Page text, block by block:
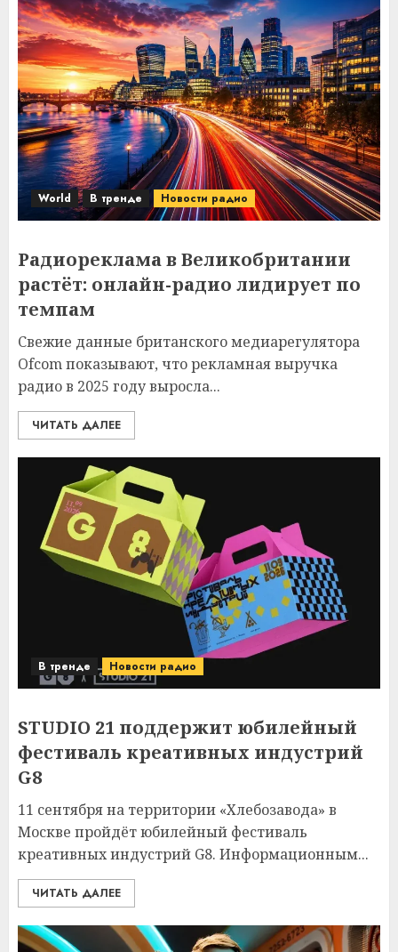
World В тренде Новости радио
Радиореклама в Великобритании
растёт: онлайн-радио лидирует по
темпам
Свежие данные британского медиарегулятора
Ofcom показывают, что рекламная выручка
радио в 2025 году выросла...
ЧИТАТЬ ДАЛЕЕ
В тренде Новости радио
STUDIO 21 поддержит юбилейный
фестиваль креативных индустрий
G8
11 сентября на территории «Хлебозавода» в
Москве пройдёт юбилейный фестиваль
креативных индустрий G8. Информационным...
ЧИТАТЬ ДАЛЕЕ